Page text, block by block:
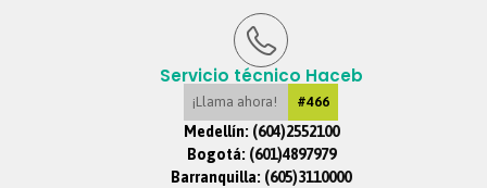
Servicio técnico Haceb
¡Llama ahora! #466
Medellín: (604)2552100
Bogotá: (601)4897979
Barranquilla: (605)3110000